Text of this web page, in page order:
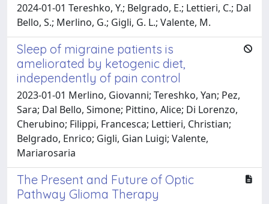
2024-01-01 Tereshko, Y.; Belgrado, E.; Lettieri, C.; Dal
Bello, S.; Merlino, G.; Gigli, G. L.; Valente, M.
Sleep of migraine patients is
ameliorated by ketogenic diet,
independently of pain control
2023-01-01 Merlino, Giovanni; Tereshko, Yan; Pez,
Sara; Dal Bello, Simone; Pittino, Alice; Di Lorenzo,
Cherubino; Filippi, Francesca; Lettieri, Christian;
Belgrado, Enrico; Gigli, Gian Luigi; Valente,
Mariarosaria
The Present and Future of Optic
Pathway Glioma Therapy